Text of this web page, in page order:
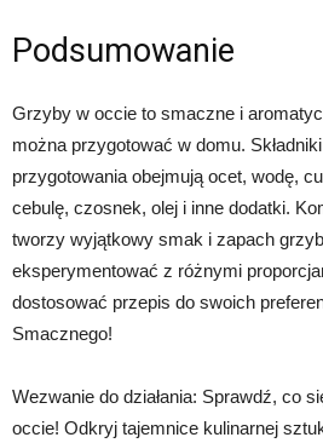
Podsumowanie
Grzyby w occie to smaczne i
można przygotować w domu.
przygotowania obejmują ocet, wodę,
cebulę, czosnek, olej i inne dodatki.
tworzy wyjątkowy smak i zapach
eksperymentować z różnymi
dostosować przepis do swoich
Smacznego!
Wezwanie do działania: Sprawdź, co
occie! Odkryj tajemnice kulinarnej